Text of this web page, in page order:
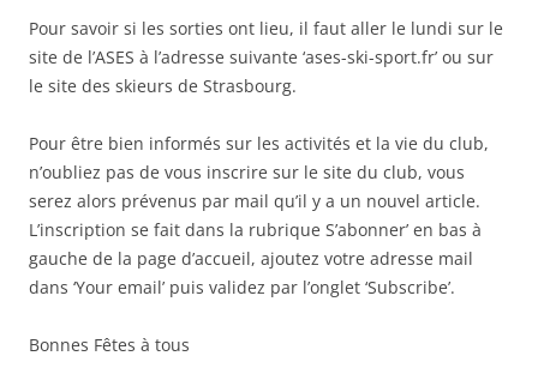
Pour savoir si les sorties ont lieu, il faut aller le lundi sur le
site de l’ASES à l’adresse suivante ‘ases-ski-sport.fr’ ou sur
le site des skieurs de Strasbourg.
Pour être bien informés sur les activités et la vie du club,
n’oubliez pas de vous inscrire sur le site du club, vous
serez alors prévenus par mail qu’il y a un nouvel article.
L’inscription se fait dans la rubrique S’abonner’ en bas à
gauche de la page d’accueil, ajoutez votre adresse mail
dans ‘Your email’ puis validez par l’onglet ‘Subscribe’.
Bonnes Fêtes à tous